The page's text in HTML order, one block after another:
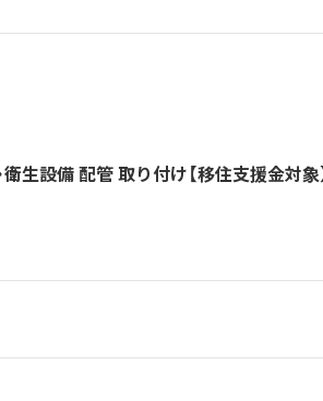
生設備 配管 取り付け【移住支援金対象